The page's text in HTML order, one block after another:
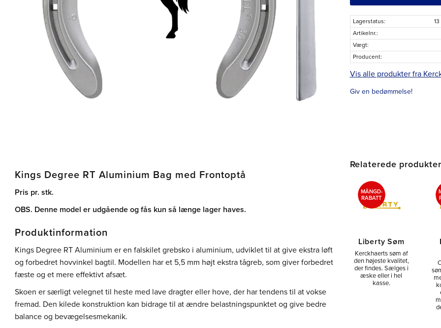
Lagerstatus
Artikelnr.
Vægt
Producent
Vis alle produkter fra
Giv en bedømmelse!
Kings Degree RT Aluminium Bag med Frontoptå
Pris pr. stk.
OBS. Denne model er udgående og fås kun så længe lager haves.
Produktinformation
Kings Degree RT Aluminium er en falskilet grebsko i aluminium, udviklet til at give ekstra løft
og forbedret hovvinkel bagtil. Modellen har et 5,5 mm højt ekstra tågreb, som giver forbedret
fæste og et mere effektivt afsæt.
Skoen er særligt velegnet til heste med lave dragter eller hove, der har tendens til at vokse
fremad. Den kilede konstruktion kan bidrage til at ændre belastningspunktet og give bedre
balance og bevægelsesmekanik.
Relaterede produkter
Liberty Søm
Kerckhaerts søm af
den højeste kvalitet,
der findes. Sælges i
æske eller i hel
kasse.
MÄNGD-
RABATT